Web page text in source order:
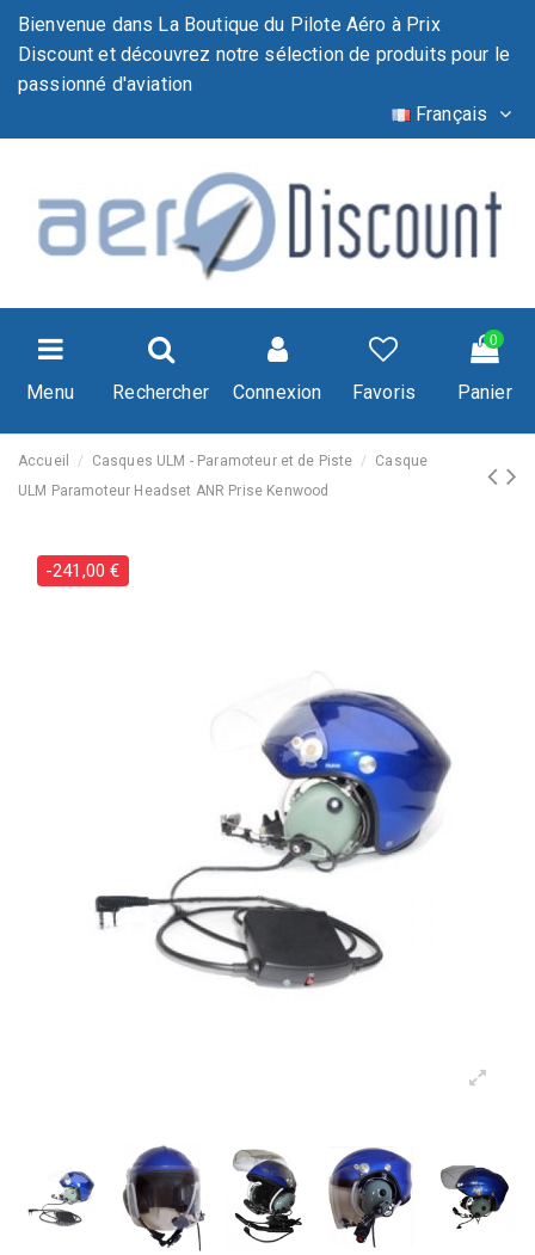
Bienvenue dans La Boutique du Pilote Aéro à Prix
Discount et découvrez notre sélection de produits pour le
passionné d'aviation
Français
Menu Rechercher Connexion Favoris
0
Panier
Accueil Casques ULM - Paramoteur et de Piste
Casque
ULM Paramoteur Headset ANR Prise Kenwood
-241,00 €